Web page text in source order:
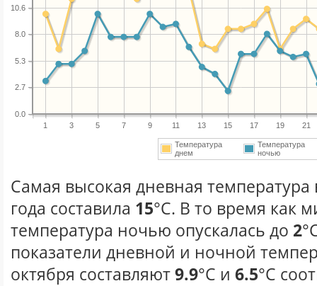
1 3 5 7 9 11 13 15 17 19 21
0.0
2.7
5.3
8.0
10.6
Температура
днем
Температура
ночью
Самая высокая дневная температура
года составила 15°С. В то время как
температура ночью опускалась до 2
показатели дневной и ночной
октября составляют9.9°С и 6.5°С